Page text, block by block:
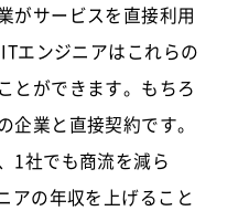
がサービスを直接利用
エンジニアはこれらの
とができます。もちろ
企業と直接契約です。
1社でも商流を減ら
アの年収を上げること